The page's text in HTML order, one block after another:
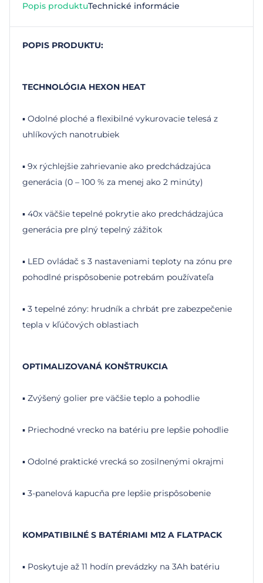
Popis produktuTechnické informácie
POPIS PRODUKTU:
TECHNOLÓGIA HEXON HEAT
▪ Odolné ploché a flexibilné vykurovacie telesá z
uhlíkových nanotrubiek
▪ 9x rýchlejšie zahrievanie ako predchádzajúca
generácia (0 – 100 % za menej ako 2 minúty)
▪ 40x väčšie tepelné pokrytie ako predchádzajúca
generácia pre plný tepelný zážitok
▪ LED ovládač s 3 nastaveniami teploty na zónu pre
pohodlné prispôsobenie potrebám používateľa
▪ 3 tepelné zóny: hrudník a chrbát pre zabezpečenie
tepla v kľúčových oblastiach
OPTIMALIZOVANÁ KONŠTRUKCIA
▪ Zvýšený golier pre väčšie teplo a pohodlie
▪ Priechodné vrecko na batériu pre lepšie pohodlie
▪ Odolné praktické vrecká so zosilnenými okrajmi
▪ 3-panelová kapucňa pre lepšie prispôsobenie
KOMPATIBILNÉ S BATÉRIAMI M12 A FLATPACK
▪ Poskytuje až 11 hodín prevádzky na 3Ah batériu